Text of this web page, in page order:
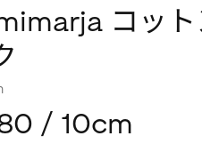
コット
/ 10cm